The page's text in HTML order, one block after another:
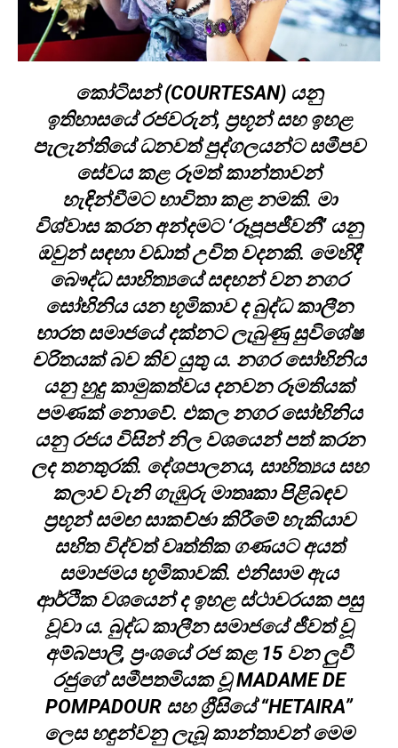
කෝටිසන් (COURTESAN) යනු
ඉතිහාසයේ රජවරුන්, ප්‍රභූන් සහ ඉහළ
පැලැන්තියේ ධනවත් පුද්ගලයන්ට සමීපව
සේවය කළ රූමත් කාන්තාවන්
හැඳින්වීමට භාවිතා කළ නමකි. මා
විශ්වාස කරන අන්දමට ‘රූපූපජීවනී’ යනු
ඔවුන් සඳහා වඩාත් උචිත වදනකි. මෙහිදී
බෞද්ධ සාහිත්‍යයේ සඳහන් වන නගර
සෝභිනිය යන භූමිකාව ද බුද්ධ කාලීන
භාරත සමාජයේ දක්නට ලැබුණු සුවිශේෂ
චරිතයක් බව කිව යුතු ය. නගර සෝභිනිය
යනු හුදු කාමුකත්වය දනවන රූමතියක්
පමණක් නොවේ. එකල නගර සෝභිනිය
යනු රජය විසින් නිල වශයෙන් පත් කරන
ලද තනතුරකි. දේශපාලනය, සාහිත්‍යය සහ
කලාව වැනි ගැඹුරු මාතෘකා පිළිබඳව
ප්‍රභූන් සමඟ සාකච්ඡා කිරීමේ හැකියාව
සහිත විද්වත් වෘත්තික ගණයට අයත්
සමාජමය භූමිකාවකි. එනිසාම ඇය
ආර්ථික වශයෙන් ද ඉහළ ස්ථාවරයක පසු
වූවා ය. බුද්ධ කාලීන සමාජයේ ජීවත් වූ
අම්බපාලි, ප්‍රංශයේ රජ කළ 15 වන ලුවී
රජුගේ සමීපතමියක වූ MADAME DE
POMPADOUR සහ ග්‍රීසියේ “HETAIRA”
ලෙස හඳුන්වනු ලැබූ කාන්තාවන් මෙම